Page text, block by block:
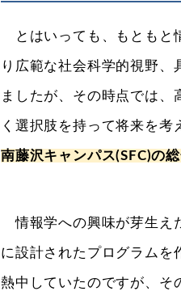
とはいっても、もともと
り広範な社会科学的視野
ましたが、その時点では
く選択肢を持って将来を考
南藤沢キャンパス(SFC)の
情報学への興味が芽生え
に設計されたプログラムを
熱中していたのですが、そ